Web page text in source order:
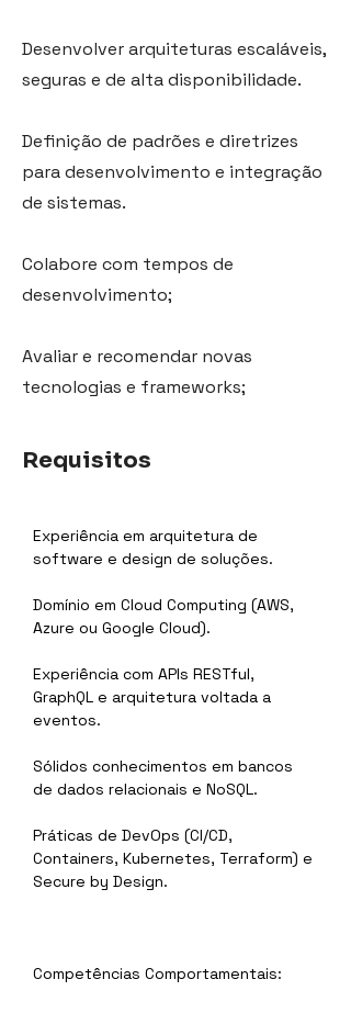
Desenvolver arquiteturas escaláveis,
seguras e de alta disponibilidade.
Definição de padrões e diretrizes
para desenvolvimento e integração
de sistemas.
Colabore com tempos de
desenvolvimento;
Avaliar e recomendar novas
tecnologias e frameworks;
Requisitos
Experiência em arquitetura de
software e design de soluções.
Domínio em Cloud Computing (AWS,
Azure ou Google Cloud).
Experiência com APIs RESTful,
GraphQL e arquitetura voltada a
eventos.
Sólidos conhecimentos em bancos
de dados relacionais e NoSQL.
Práticas de DevOps (CI/CD,
Containers, Kubernetes, Terraform) e
Secure by Design.
Competências Comportamentais: